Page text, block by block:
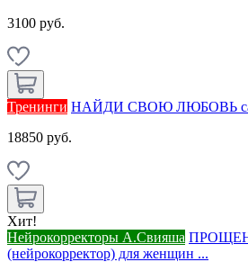
3100 руб.
Тренинги НАЙДИ СВОЮ ЛЮБОВЬ
18850 руб.
Хит!
Нейрокорректоры А.Свияша
(нейрокорректор) для женщин ...